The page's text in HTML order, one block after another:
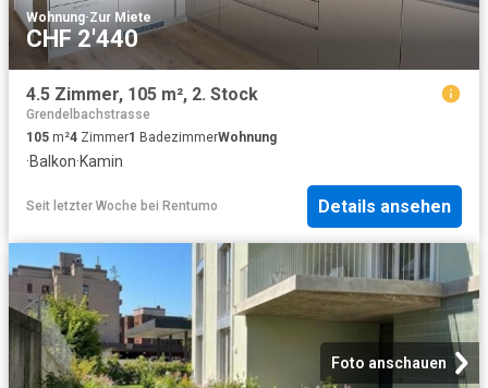
Wohnung·Zur Miete
CHF 2'440
4.5 Zimmer, 105 m², 2. Stock
Grendelbachstrasse
105 m²4 Zimmer1 BadezimmerWohnung
·Balkon·Kamin
Seit letzter Woche bei Rentumo Details ansehen
Foto anschauen